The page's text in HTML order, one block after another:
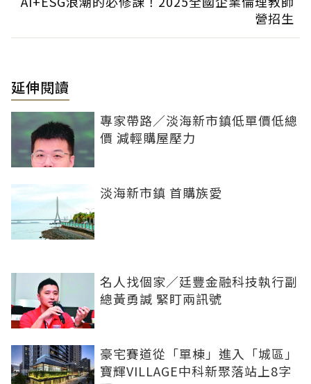
營招生
延伸閱讀
專家帶路／淡海新市鎮低單價低總
價 減輕購屋壓力
淡海新市鎮 首購族愛
名人找個家／廷豐金融科技執行副
總黃勇諴 緊盯兩訊號
豪宅賽道從「單棟」進入「城區」
寶輝VILLAGE中科新聚落站上8字